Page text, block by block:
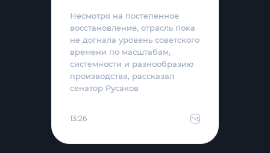
Несмотря на постепенное
восстановление, отрасль пока
не догнала уровень советского
времени по масштабам,
системности и разнообразию
производства, рассказал
сенатор Русаков
13:26